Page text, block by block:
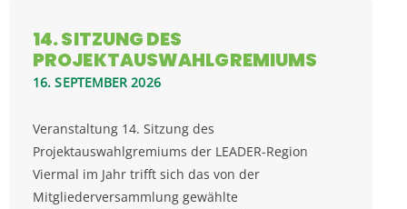
14. SITZUNG DES
PROJEKTAUSWAHLGREMIUMS
16. SEPTEMBER 2026
Veranstaltung 14. Sitzung des
Projektauswahlgremiums der LEADER-Region
Viermal im Jahr trifft sich das von der
Mitgliederversammlung gewählte